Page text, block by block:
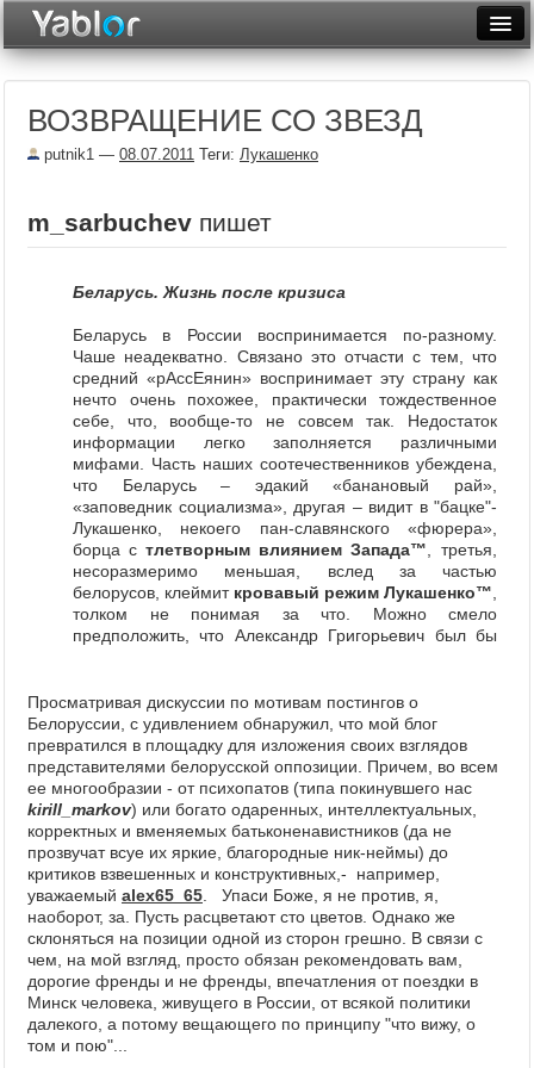
Неделя
Месяц
Видеотоп
ВОЗВРАЩЕНИЕ СО ЗВЕЗД
putnik1 — 08.07.2011 Теги: Лукашенко
m_sarbuchev пишет
Беларусь. Жизнь после кризиса
Беларусь в России воспринимается по-разному.
Чаше неадекватно. Связано это отчасти с тем, что
средний «рАссЕянин» воспринимает эту страну как
нечто очень похожее, практически тождественное
себе, что, вообще-то не совсем так. Недостаток
информации легко заполняется различными
мифами. Часть наших соотечественников убеждена,
что Беларусь – эдакий «банановый рай»,
«заповедник социализма», другая – видит в "бацке"-
Лукашенко, некоего пан-славянского «фюрера»,
борца с тлетворным влиянием Запада™ , третья,
несоразмеримо меньшая, вслед за частью
белорусов, клеймит кровавый режим Лукашенко™
толком не понимая за что. Можно смело
предположить, что Александр Григорьевич был бы
непримиримые политические противники. Нацисты,
коммунисты, «рыночники», евразийцы, имперцы,
политические проститутки - сторонники «вертикали
власти» – короче, практически все. Заметим, что в
самой Беларуси по рейтингам уверенно лидирует
Путин (на несколько процентов обходя главу
кровавого режима Лукашенко™).
Но мифы-мифами. А где реальность? Многие из Вас,
уважаемые господа, удосужились потратить 2 300
руб. на билет до Минска или чуть больше на бензин
туда и обратно? Просто пройтись по улицам, зайти в
магазины, послушать, чем живет эта страна, этот
маленький и гордый народ, ну-у… почти русские.
Минск ночью и днем.
Просматривая дискуссии по мотивам постингов о
Белоруссии, с удивлением обнаружил, что мой блог
превратился в площадку для изложения своих взглядов
представителями белорусской оппозиции. Причем, во всем
ее многообразии - от психопатов (типа покинувшего нас
kirill_markov) или богато одаренных, интеллектуальных,
корректных и вменяемых батьконенавистников (да не
прозвучат всуе их яркие, благородные ник-неймы) до
критиков взвешенных и конструктивных,- например,
уважаемый alex65_65 . Упаси Боже, я не против, я,
наоборот, за. Пусть расцветают сто цветов. Однако же
склоняться на позиции одной из сторон грешно. В связи с
чем, на мой взгляд, просто обязан рекомендовать вам,
дорогие френды и не френды, впечатления от поездки в
Минск человека, живущего в России, от всякой политики
далекого, а потому вещающего по принципу "что вижу, о
том и пою"...